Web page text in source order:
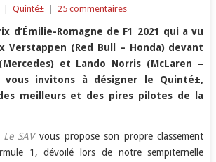
Quinté± 25 commentaires
d’Émilie-Romagne de F1 2021 qui a vu
Verstappen (Red Bull – Honda) devant
et Lando Norris (McLaren –
vous invitons à désigner le Quinté±,
meilleurs et des pires pilotes de la
Le SAV vous propose son propre classement
1, dévoilé lors de notre sempiternelle